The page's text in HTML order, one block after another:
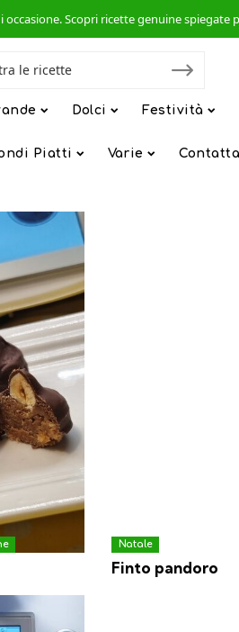
occasione. Scopri ricette genuine
Dolci Festività
Piatti Varie
Natale
Finto pandoro